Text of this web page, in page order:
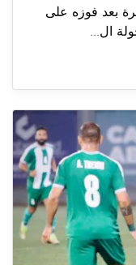
بعد فوزه على